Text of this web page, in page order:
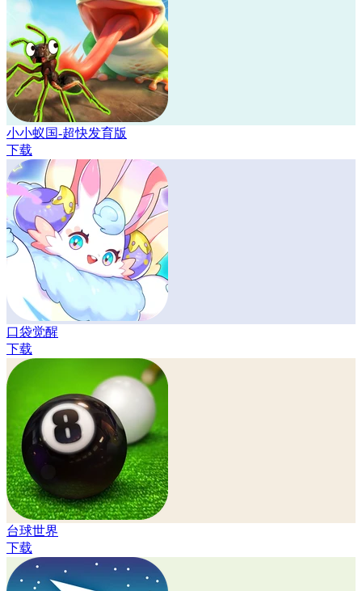
小小蚁国-超快发育版
下载
口袋觉醒
下载
台球世界
下载